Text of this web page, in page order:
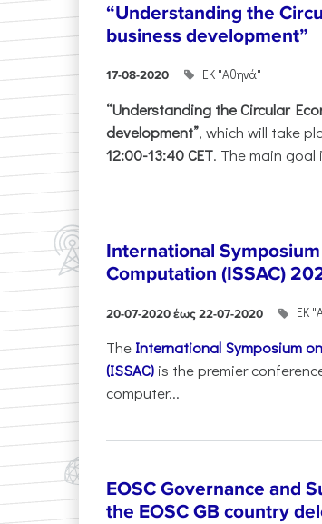
“Understanding the
business development”
17-08-2020 ΕΚ "Αθηνά"
“Understanding the Circular
development”, which will take
12:00-13:40 CET. The main goal
International
Computation (ISSAC)
20-07-2020 έως 22-07-2020 ΕΚ
The International Symposium
(ISSAC) is the premier
computer...
EOSC Governance and
the EOSC GB country